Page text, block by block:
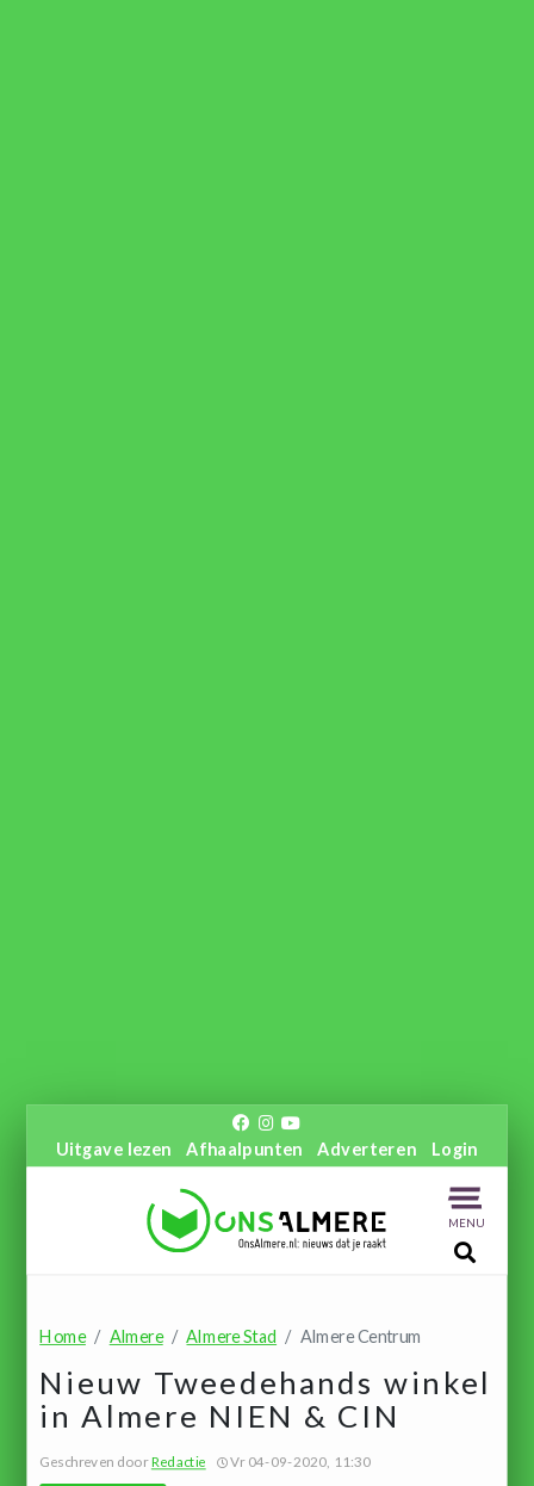
Uitgave lezen Afhaalpunten Adverteren Login
MENU
Home Almere Almere Stad Almere Centrum
Nieuw Tweedehands winkel
in Almere NIEN & CIN
Geschreven doorRedactie Vr 04-09-2020, 11:30